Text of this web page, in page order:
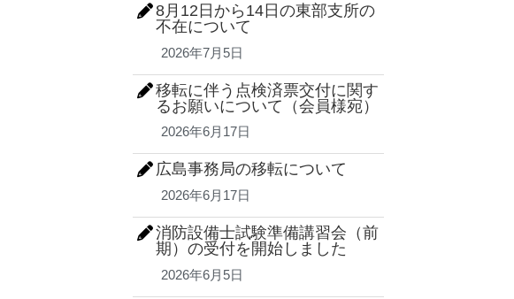
8月12日から14日の東部支所の
不在について
2026年7月5日
移転に伴う点検済票交付に関す
るお願いについて（会員様宛）
2026年6月17日
広島事務局の移転について
2026年6月17日
消防設備士試験準備講習会（前
期）の受付を開始しました
2026年6月5日